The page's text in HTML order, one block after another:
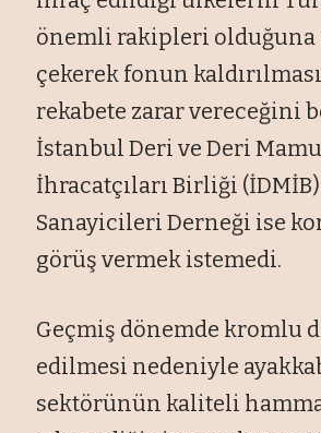
önemli rakipleri olduğuna
çekerek fonun
rekabete zarar vereceğini
İstanbul Deri ve Deri
İhracatçıları Birliği
Sanayicileri Derneği ise
görüş vermek istemedi.
Geçmiş dönemde kromlu
edilmesi nedeniyle
sektörünün kaliteli